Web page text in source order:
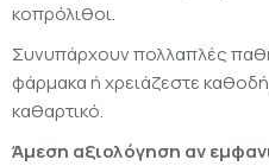
κοπρόλιθοι.
Συνυπάρχουν πολλαπλές
φάρμακα ή χρειάζεστε
καθαρτικό.
Άμεση αξιολόγηση αν